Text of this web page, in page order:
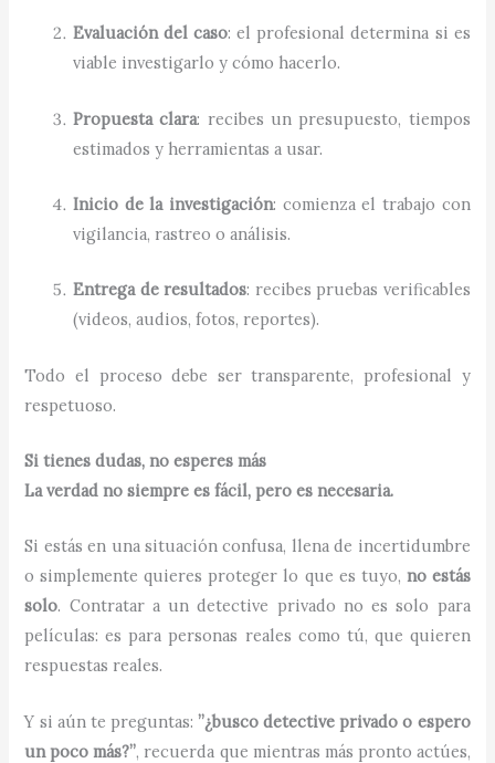
Evaluación del caso: el profesional determina si es
viable investigarlo y cómo hacerlo.
Propuesta clara: recibes un presupuesto, tiempos
estimados y herramientas a usar.
Inicio de la investigación: comienza el trabajo con
vigilancia, rastreo o análisis.
Entrega de resultados: recibes pruebas verificables
(videos, audios, fotos, reportes).
Todo el proceso debe ser transparente, profesional y
respetuoso.
Si tienes dudas, no esperes más
La verdad no siempre es fácil, pero es necesaria.
Si estás en una situación confusa, llena de incertidumbre
o simplemente quieres proteger lo que es tuyo, no estás
solo. Contratar a un detective privado no es solo para
películas: es para personas reales como tú, que quieren
respuestas reales.
Y si aún te preguntas:”¿busco detective privado o espero
un poco más?”, recuerda que mientras más pronto actúes,